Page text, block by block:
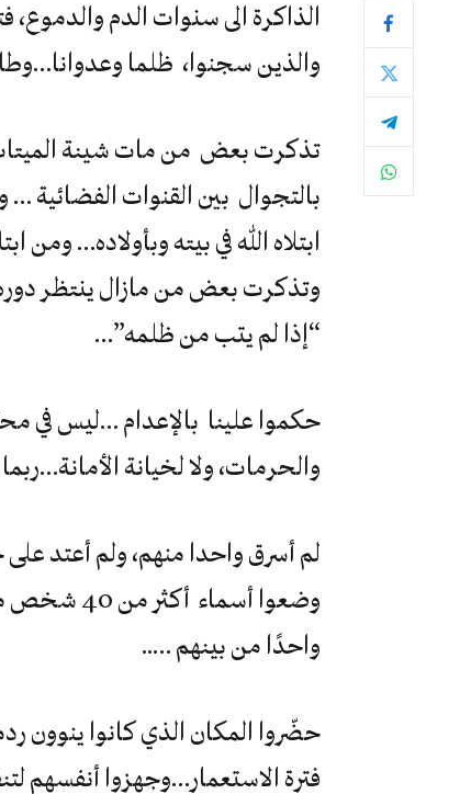
الذاكرة الى سنوات الدم
والذين سجنوا، ظلما
تذكرت بعض من مات شينة
بالتجوال بين القنوات الفضائية
ابتلاه الله في بيته وبأولاده… ومن
وتذكرت بعض من مازال ينتظر دوره
“إذا لم يتب من ظلمه”…
حكموا علينا بالإعدام …ليس في
والحرمات، ولا لخيانة
لم أسرق واحدا منهم، ولم أعتد
وضعوا
واحدًا من بينهم …..
حضّروا المكان الذي كانوا ينوون
فترة الاستعمار…وجهزوا أنفسهم